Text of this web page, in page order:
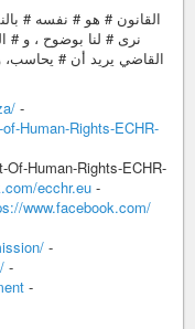
نرى # لنا بوضوح ، و #
القاضي يريد أن # يحاسب،
-
Human-Rights-ECHR-
Of-Human-Rights-ECHR-
ecchr.eu -
www.facebook.com/
-
-
-